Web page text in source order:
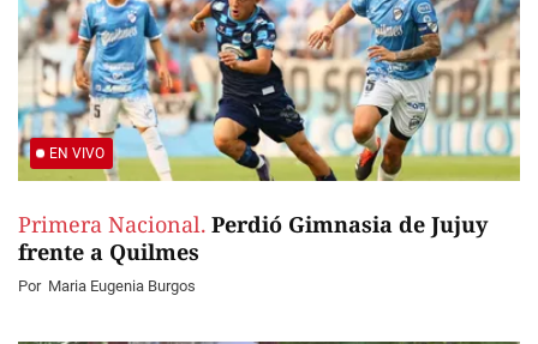
EN VIVO
Primera Nacional. Perdió Gimnasia de Jujuy
frente a Quilmes
Por Maria Eugenia Burgos